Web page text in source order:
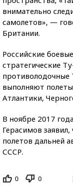
внимательно
самолетов», —
Британии.
Российские
стратегические
выполняют
Атлантики,
В ноябре 2017
Герасимов
полетов дальней
СССР.
0 0